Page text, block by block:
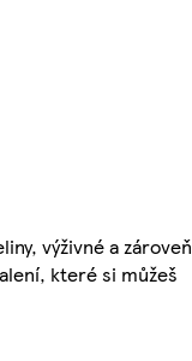
výživné a zároveň
které si můžeš